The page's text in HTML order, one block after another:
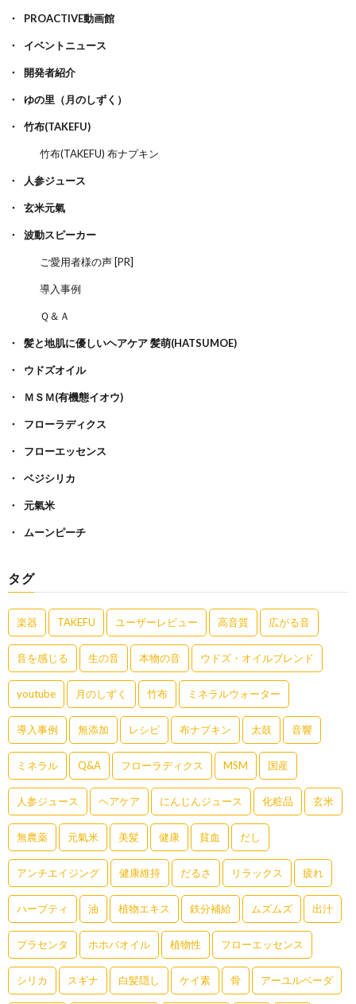
PROACTIVE動画館
イベントニュース
開発者紹介
ゆの里（月のしずく）
竹布(TAKEFU)
竹布(TAKEFU) 布ナプキン
人参ジュース
玄米元氣
波動スピーカー
ご愛用者様の声 [PR]
導入事例
Ｑ＆Ａ
髪と地肌に優しいヘアケア 髪萌(HATSUMOE)
ウドズオイル
ＭＳＭ(有機態イオウ)
フローラディクス
フローエッセンス
ベジシリカ
元氣米
ムーンピーチ
タグ
楽器 TAKEFU ユーザーレビュー 高音質 広がる音
音を感じる 生の音 本物の音 ウドズ・オイルブレンド
youtube 月のしずく 竹布 ミネラルウォーター
導入事例 無添加 レシピ 布ナプキン 太鼓 音響
ミネラル Q&A フローラディクス MSM 国産
人参ジュース ヘアケア にんじんジュース 化粧品 玄米
無農薬 元氣米 美髪 健康 貧血 だし
アンチエイジング 健康維持 だるさ リラックス 疲れ
ハーブティ 油 植物エキス 鉄分補給 ムズムズ 出汁
プラセンタ ホホバオイル 植物性 フローエッセンス
シリカ スギナ 白髪隠し ケイ素 骨 アーユルベーダ